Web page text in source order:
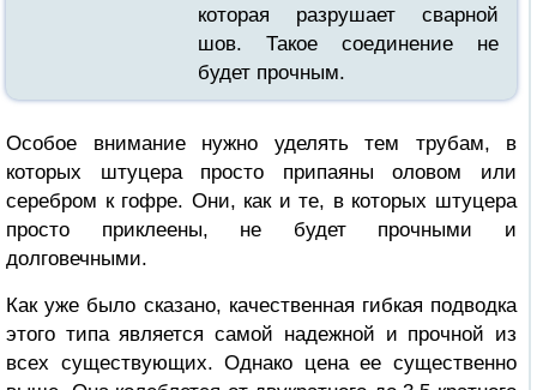
которая разрушает сварной
шов. Такое соединение не
будет прочным.
Особое внимание нужно уделять тем трубам, в
которых штуцера просто припаяны оловом или
серебром к гофре. Они, как и те, в которых штуцера
просто приклеены, не будет прочными и
долговечными.
Как уже было сказано, качественная гибкая подводка
этого типа является самой надежной и прочной из
всех существующих. Однако цена ее существенно